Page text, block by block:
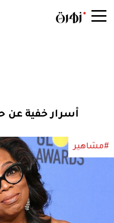
أسرار خفية عن
#مشاهير